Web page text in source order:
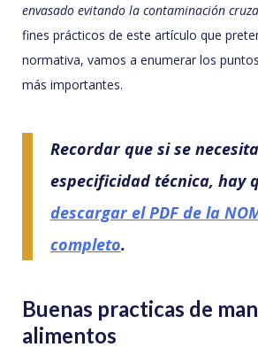
envasado evitando la contaminación
fines prácticos de este artículo que
normativa, vamos a enumerar los
más importantes.
Recordar que si se necesita
especificidad técnica, hay
descargar el PDF de la
completo.
Buenas practicas de
alimentos